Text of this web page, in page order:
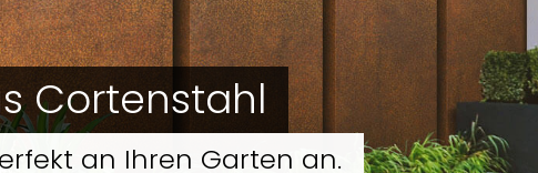
Cortenstahl
an Ihren Garten an.